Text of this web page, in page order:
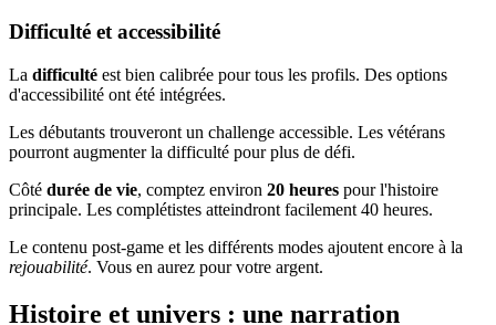
Difficulté et accessibilité
La difficulté est bien calibrée pour tous les profils. Des options
d'accessibilité ont été intégrées.
Les débutants trouveront un challenge accessible. Les vétérans
pourront augmenter la difficulté pour plus de défi.
Côté durée de vie, comptez environ 20 heures pour l'histoire
principale. Les complétistes atteindront facilement 40 heures.
Le contenu post-game et les différents modes ajoutent encore à la
rejouabilité. Vous en aurez pour votre argent.
Histoire et univers : une narration